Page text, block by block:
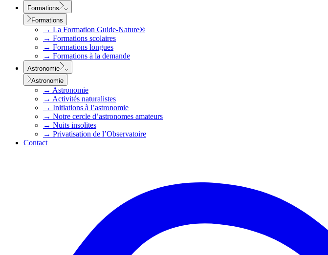
Formations
Formations
→ La Formation Guide-Nature®
→ Formations scolaires
→ Formations longues
→ Formations à la demande
Astronomie
Astronomie
→ Astronomie
→ Activités naturalistes
→ Initiations à l’astronomie
→ Notre cercle d’astronomes amateurs
→ Nuits insolites
→ Privatisation de l’Observatoire
Contact